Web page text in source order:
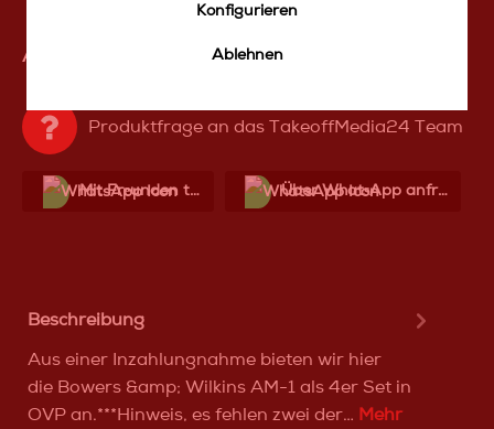
Artikelnummer: IZB&WAM1
Produktfrage an das TakeoffMedia24 Team
Mit Frеunden teilen Über WhatѕApp anfragеn
Beschreibung
Aus einer Inzahlungnahme bieten wir hier
die Bowers &amp; Wilkins AM-1 als 4er Set in
OVP an.***Hinweis, es fehlen zwei der… Mehr
Konfigurieren
Ablehnen